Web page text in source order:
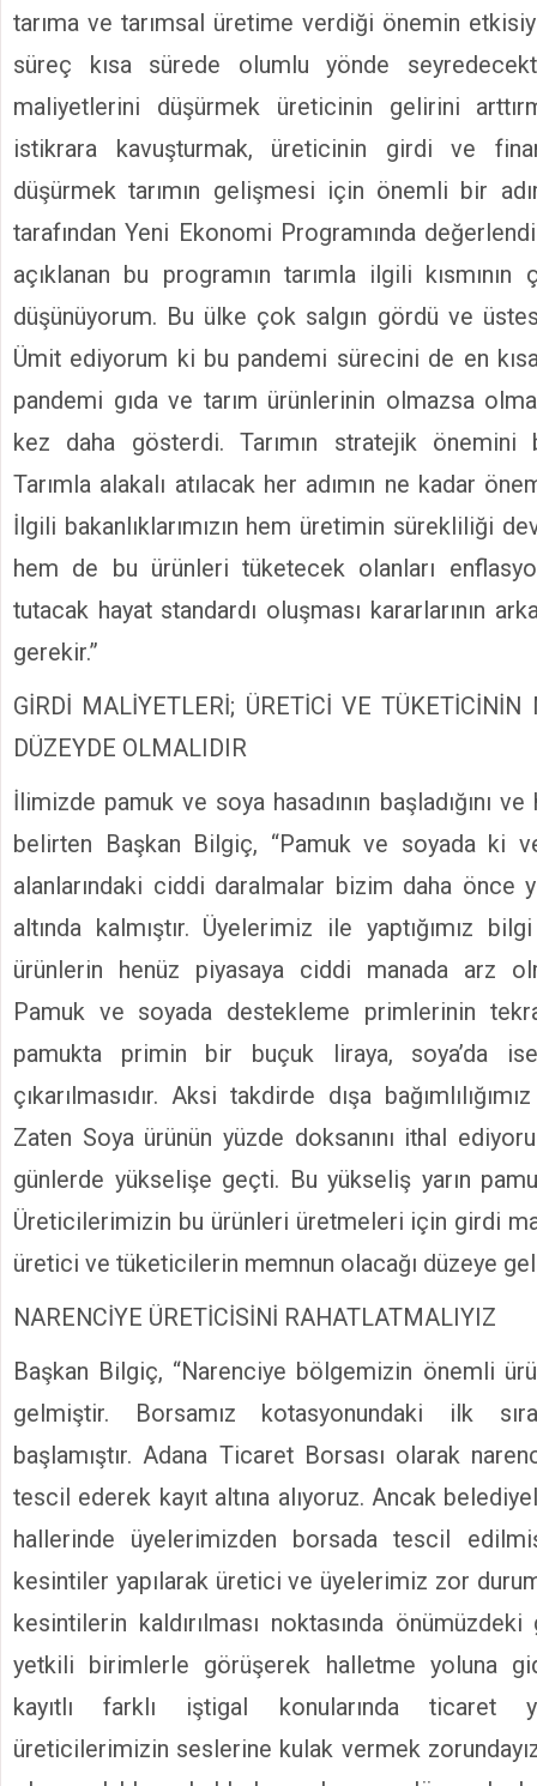
tarıma ve tarımsal üretime verdiği önemin
süreç kısa sürede olumlu yönde
maliyetlerini düşürmek üreticinin gelirini
istikrara kavuşturmak, üreticinin girdi ve
düşürmek tarımın gelişmesi için önemli bir
tarafından Yeni Ekonomi Programında
açıklanan bu programın tarımla ilgili kısmının
düşünüyorum. Bu ülke çok salgın gördü ve
Ümit ediyorum ki bu pandemi sürecini de en
pandemi gıda ve tarım ürünlerinin olmazsa
kez daha gösterdi. Tarımın stratejik önemini
Tarımla alakalı atılacak her adımın ne kadar
İlgili bakanlıklarımızın hem üretimin sürekliliği
hem de bu ürünleri tüketecek olanları
tutacak hayat standardı oluşması kararlarının
gerekir.”
GİRDİ MALİYETLERİ; ÜRETİCİ VE
DÜZEYDE OLMALIDIR
İlimizde pamuk ve soya hasadının başladığını
belirten Başkan Bilgiç, “Pamuk ve soyada ki
alanlarındaki ciddi daralmalar bizim daha önce
altında kalmıştır. Üyelerimiz ile yaptığımız
ürünlerin henüz piyasaya ciddi manada arz
Pamuk ve soyada destekleme primlerinin
pamukta primin bir buçuk liraya, soya’da
çıkarılmasıdır. Aksi takdirde dışa
Zaten Soya ürünün yüzde doksanını ithal
günlerde yükselişe geçti. Bu yükseliş yarın
Üreticilerimizin bu ürünleri üretmeleri için girdi
üretici ve tüketicilerin memnun olacağı düzeye
NARENCİYE ÜRETİCİSİNİ RAHATLATMALIYIZ
Başkan Bilgiç, “Narenciye bölgemizin önemli
gelmiştir. Borsamız kotasyonundaki ilk
başlamıştır. Adana Ticaret Borsası olarak
tescil ederek kayıt altına alıyoruz. Ancak
hallerinde üyelerimizden borsada tescil
kesintiler yapılarak üretici ve üyelerimiz zor
kesintilerin kaldırılması noktasında
yetkili birimlerle görüşerek halletme yoluna
kayıtlı farklı iştigal konularında ticaret
üreticilerimizin seslerine kulak vermek